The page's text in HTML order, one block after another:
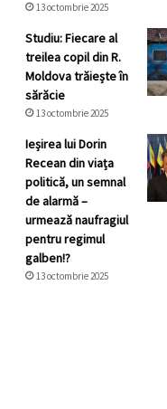
13 octombrie 2025
Studiu: Fiecare al
treilea copil din R.
Moldova trăiește în
sărăcie
13 octombrie 2025
Ieșirea lui Dorin
Recean din viața
politică, un semnal
de alarmă –
urmează naufragiul
pentru regimul
galben!?
13 octombrie 2025